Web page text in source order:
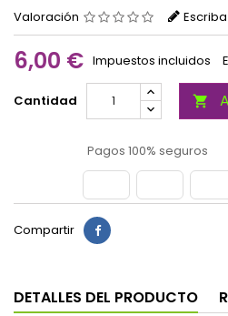
Valoración
6,00 € Impuestos incluidos
Cantidad 
Pagos 100% seguros
Compartir
DETALLES DEL PRODUCTO